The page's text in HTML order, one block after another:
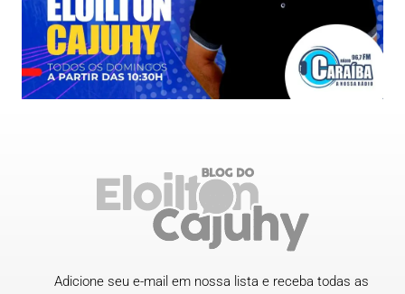
Adicione seu e-mail em nossa lista e receba todas as